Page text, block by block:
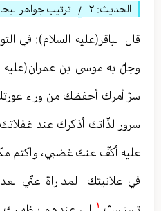
الحديث: ٢ / ترتيب جواهر
قال الباقر(عليه السلام): في
وجلّ به موسى بن عمران(عليه
سرّ أمرك أحفظك من وراء
سرور لذّاتك أذكرك عند
عليه أكفّ عنك غضبي، واكتم
في علانيتك المداراة عنّي